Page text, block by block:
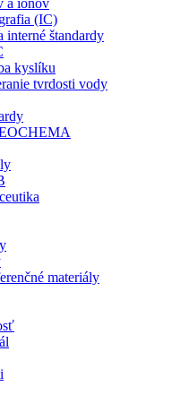
a iónov
(IC)
interné štandardy
kyslíku
tvrdosti vody
materiály